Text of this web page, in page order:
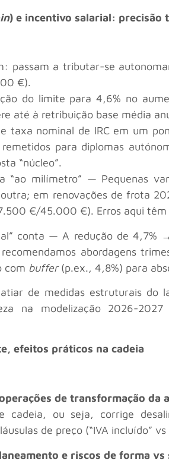
) e incentivo salarial: precisão
passam a tributar-se
€).
do limite para 4,6% no
até à retribuição base média
taxa nominal de IRC em um
para diplomas
“núcleo”.
milímetro” — Pequenas
em renovações de frota
€/45.000 €). Erros aqui
conta — A redução de 4,7%
abordagens
com buffer(p.ex., 4,8%) para
de medidas estruturais do
na modelização 2026-2027
efeitos práticos na cadeia
de transformação da
cadeia, ou seja, corrige
de preço (“IVA incluído” vs
e riscos de forma vs